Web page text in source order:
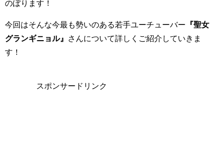
のぼります！
今回はそんな今最も勢いのある若手ユーチューバー 『聖女
グランギニョル』
さんについて詳しくご紹介していきま
す！
スポンサードリンク